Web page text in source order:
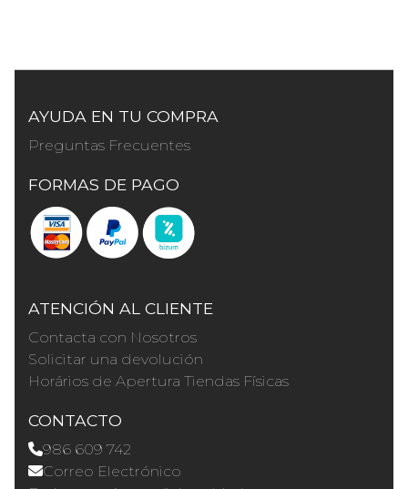
AYUDA EN TU COMPRA
Preguntas Frecuentes
FORMAS DE PAGO
ATENCIÓN AL CLIENTE
Contacta con Nosotros
Solicitar una devolución
Horários de Apertura Tiendas Físicas
CONTACTO
986 609 742
Correo Electrónico